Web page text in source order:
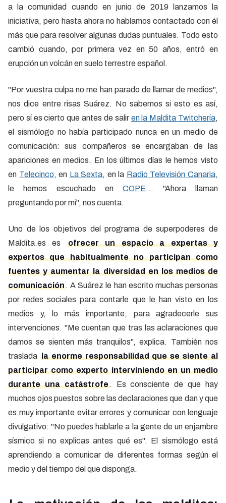
a la comunidad cuando en junio de 2019 lanzamos la
iniciativa, pero hasta ahora no habíamos contactado con él
más que para resolver algunas dudas puntuales. Todo esto
cambió cuando, por primera vez en 50 años, entró en
erupción un volcán en suelo terrestre español.
"Por vuestra culpa no me han parado de llamar de medios",
nos dice entre risas Suárez. No sabemos si esto es así,
pero sí es cierto que antes de salir en la Maldita Twitchería,
el sismólogo no había participado nunca en un medio de
comunicación: sus compañeros se encargaban de las
apariciones en medios. En los últimos días le hemos visto
en Telecinco, en La Sexta, en la Radio Televisión Canaria,
le hemos escuchado enCOPE… "Ahora llaman
preguntando por mí", nos cuenta.
Uno de los objetivos del programa de superpoderes de
Maldita.es es
ofrecer un espacio a expertas y
expertos que habitualmente no participan como
fuentes y aumentar la diversidad en los medios de
comunicación . A Suárez le han escrito muchas personas
por redes sociales para contarle que le han visto en los
medios y, lo más importante, para agradecerle sus
intervenciones. "Me cuentan que tras las aclaraciones que
damos se sienten más tranquilos", explica. También nos
traslada la enorme responsabilidad que se siente al
participar como experto interviniendo en un medio
durante una catástrofe. Es consciente de que hay
muchos ojos puestos sobre las declaraciones que dan y que
es muy importante evitar errores y comunicar con lenguaje
divulgativo: "No puedes hablarle a la gente de un enjambre
sísmico si no explicas antes qué es". El sismólogo está
aprendiendo a comunicar de diferentes formas según el
medio y del tiempo del que disponga.